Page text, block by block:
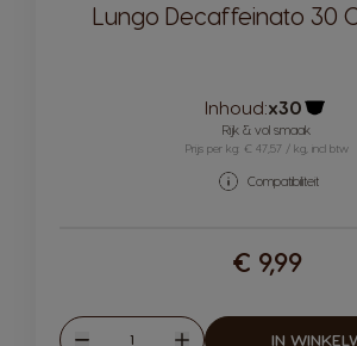
Lungo Decaffeinato 30
Inhoud:x30
Rijk & vol smaak
Prijs per kg: € 47,57 / kg, incl btw
Compatibiliteit
€ 9,99
Hoeveelheid IN